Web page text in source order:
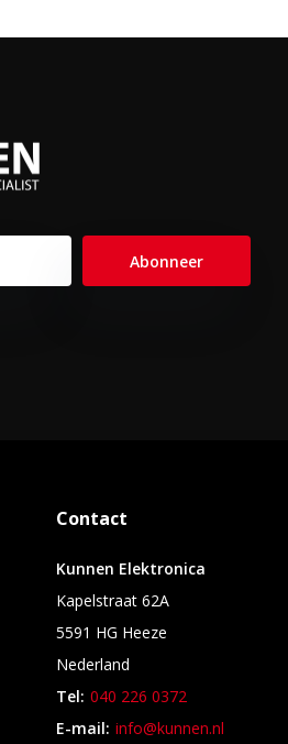
Abonneer
Contact
Kunnen Elektronica
Kapelstraat 62A
5591 HG Heeze
Nederland
Tel: 040 226 0372
E-mail: info@kunnen.nl